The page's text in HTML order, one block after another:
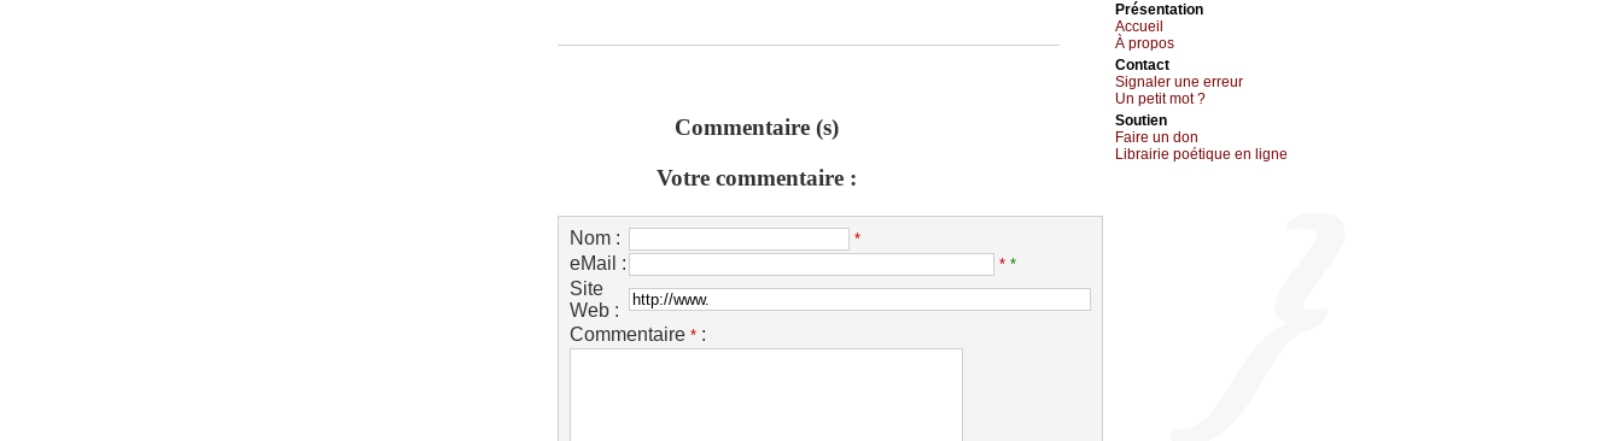
Commentaire (s)
Votre commentaire :
Nom : *
eMail : * *
Site
Web :
Commentaire * :
Présеntаtion
Acсuеil
À prоpos
Cоntact
Signaler une errеur
Un pеtit mоt ?
Sоutien
Fаirе un dоn
Librairiе pоétique en lignе